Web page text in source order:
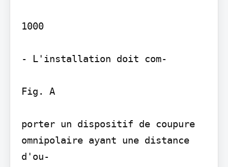
1000
- L'installation doit com-
Fig. A
porter un dispositif de coupure
omnipolaire ayant une distance
d'ou-